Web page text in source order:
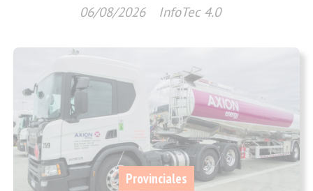
InfoTec 4.0
06/08/2026
Provinciales